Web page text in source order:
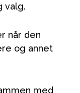
valg.
når den
og annet
med